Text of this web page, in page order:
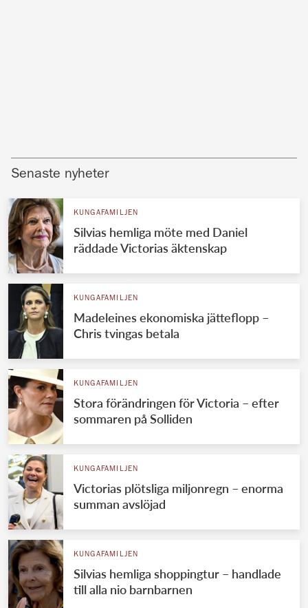
Senaste nyheter
KUNGAFAMILJEN
Silvias hemliga möte med Daniel
räddade Victorias äktenskap
KUNGAFAMILJEN
Madeleines ekonomiska jätteflopp –
Chris tvingas betala
KUNGAFAMILJEN
Stora förändringen för Victoria – efter
sommaren på Solliden
KUNGAFAMILJEN
Victorias plötsliga miljonregn – enorma
summan avslöjad
KUNGAFAMILJEN
Silvias hemliga shoppingtur – handlade
till alla nio barnbarnen